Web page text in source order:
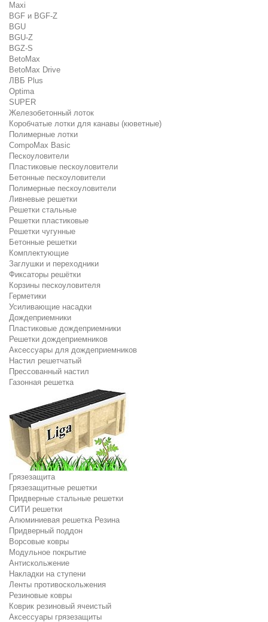
Maxi
BGF и BGF-Z
BGU
BGU-Z
BGZ-S
BetoMax
BetoMax Drive
ЛВБ Plus
Optima
SUPER
Железобетонный лоток
Коробчатые лотки для канавы (кюветные)
Полимерные лотки
CompoMax Basic
Пескоуловители
Пластиковые пескоуловители
Бетонные пескоуловители
Полимерные пескоуловители
Ливневые решетки
Решетки стальные
Решетки пластиковые
Решетки чугунные
Бетонные решетки
Комплектующие
Заглушки и переходники
Фиксаторы решётки
Корзины пескоуловителя
Герметики
Усиливающие насадки
Дождеприемники
Пластиковые дождеприемники
Решетки дождеприемников
Аксессуары для дождеприемников
Настил решетчатый
Прессованный настил
Газонная решетка
Грязезащита
Грязезащитные решетки
Придверные стальные решетки
СИТИ решетки
Алюминиевая решетка Резина
Придверный поддон
Ворсовые ковры
Модульное покрытие
Антискольжение
Накладки на ступени
Ленты противоскольжения
Резиновые ковры
Коврик резиновый ячеистый
Аксессуары грязезащиты